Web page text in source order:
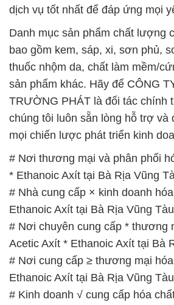
dịch vụ tốt nhất để đáp ứng mọi
Danh mục sản phẩm chất lượng
bao gồm kem, sáp, xi, sơn phủ,
thuốc nhộm da, chất làm mềm/
sản phẩm khác. Hãy để CÔNG
TRƯỜNG PHÁT là đối tác chính
chúng tôi luôn sẵn lòng hỗ trợ và
mọi chiến lược phát triển kinh
# Nơi thương mại và phân phối
* Ethanoic Axít tại Bà Rịa Vũng
# Nhà cung cấp × kinh doanh
Ethanoic Axít tại Bà Rịa Vũng Tàu
# Nơi chuyên cung cấp * thương
Acetic Axít * Ethanoic Axít tại Bà
# Nơi cung cấp ≥ thương mại
Ethanoic Axít tại Bà Rịa Vũng Tàu
# Kinh doanh √ cung cấp hóa